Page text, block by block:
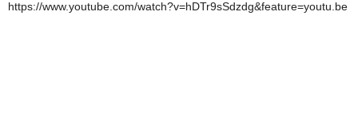
https://www.youtube.com/watch?v=hDTr9sSdzdg&feature=youtu.be